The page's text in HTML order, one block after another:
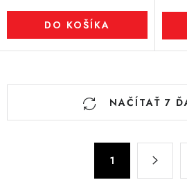
DO KOŠÍKA
O
NAČÍTAŤ 7
1